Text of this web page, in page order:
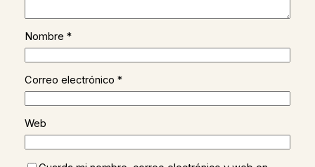
Nombre *
Correo electrónico *
Web